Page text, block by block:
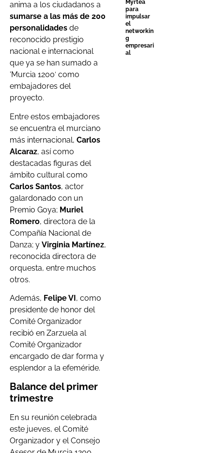
anima a los ciudadanos a
sumarse a las más de 200
personalidades de
reconocido prestigio
nacional e internacional
que ya se han sumado a
‘Murcia 1200′ como
embajadores del
proyecto.
Entre estos embajadores
se encuentra el murciano
más internacional, Carlos
Alcaraz, así como
destacadas figuras del
ámbito cultural como
Carlos Santos, actor
galardonado con un
Premio Goya; Muriel
Romero, directora de la
Compañía Nacional de
Danza; y Virginia Martínez,
reconocida directora de
orquesta, entre muchos
otros.
Además, Felipe VI, como
presidente de honor del
Comité Organizador
recibió en Zarzuela al
Comité Organizador
encargado de dar forma y
esplendor a la efeméride.
Balance del primer
trimestre
En su reunión celebrada
este jueves, el Comité
Organizador y el Consejo
Myrtea
para
impulsar
el
networkin
g
empresari
al